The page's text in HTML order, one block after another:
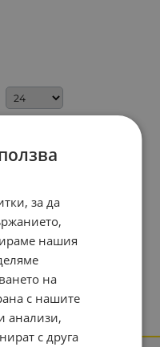
за да
нашия
на
с нашите
анализи,
с друга